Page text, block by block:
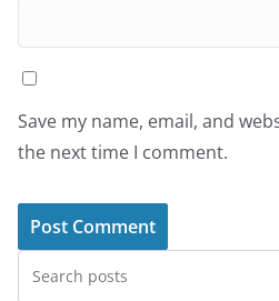
Save my name, email, and
the next time I comment.